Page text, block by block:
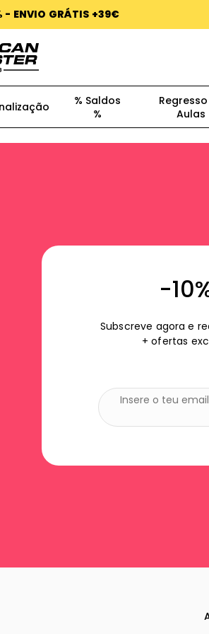
- ENVIO GRÁTIS +39€
% Saldos
%
Aulas
-
Subscreve agora e
+ ofertas